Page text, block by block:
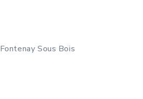
Fontenay Sous Bois